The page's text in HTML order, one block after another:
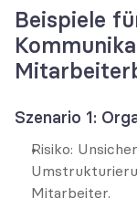
Beispiele
Szenario 1:
Risiko:
Mitarbeiter.